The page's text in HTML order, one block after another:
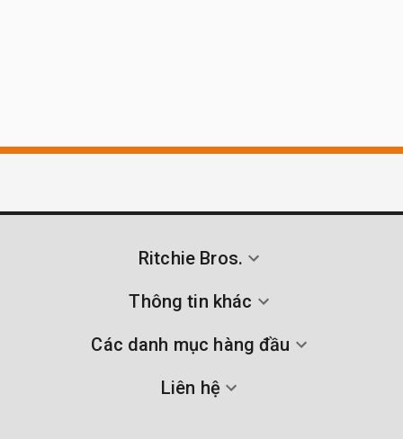
Ritchie Bros.
Thông tin khác
Các danh mục hàng đầu
Liên hệ